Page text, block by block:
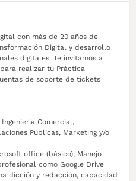
con más de 20 años de
Digital y desarrollo
digitales. Te invitamos a
realizar tu Práctica
de soporte de tickets
Comercial,
Públicas, Marketing y/o
office (básico), Manejo
como Google Drive
dicción y redacción, capacidad